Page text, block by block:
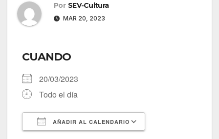
Por SEV-Cultura
MAR 20, 2023
CUANDO
20/03/2023
Todo el día
AÑADIR AL CALENDARIO